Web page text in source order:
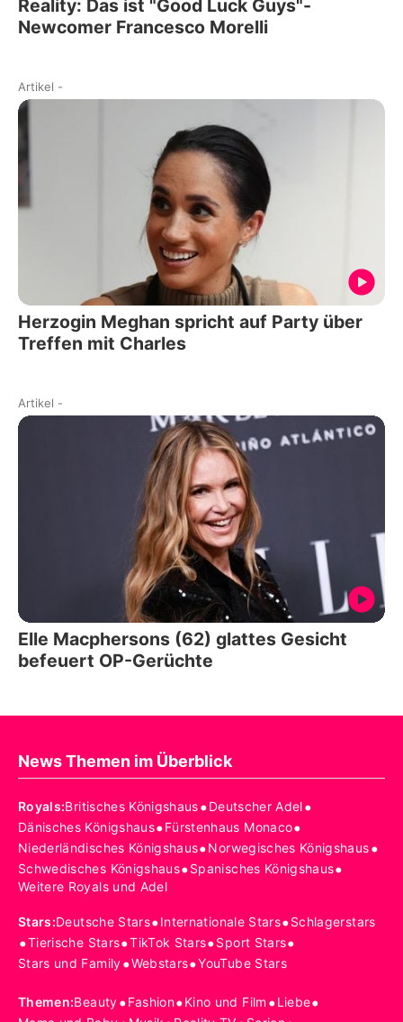
Reality: Das ist "Good Luck Guys"-
Newcomer Francesco Morelli
Artikel -
Herzogin Meghan spricht auf Party über
Treffen mit Charles
Artikel -
Elle Macphersons (62) glattes Gesicht
befeuert OP-Gerüchte
News Themen im Überblick
Royals:Britisches Königshaus•Deutscher Adel•
Dänisches Königshaus•Fürstenhaus Monaco•
Niederländisches Königshaus•Norwegisches Königshaus•
Schwedisches Königshaus•Spanisches Königshaus•
Weitere Royals und Adel
Stars:Deutsche Stars•Internationale Stars•Schlagerstars
•Tierische Stars•TikTok Stars•Sport Stars•
Stars und Family•Webstars•YouTube Stars
Themen:Beauty•Fashion•Kino und Film •Liebe•